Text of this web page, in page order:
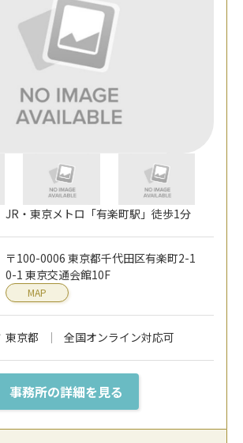
JR・東京メトロ「有楽町駅」徒歩1分
〒100-0006 東京都千代田区有楽町2-1
0-1 東京交通会館10F
MAP
東京都 全国オンライン対応可
事務所の詳細を見る